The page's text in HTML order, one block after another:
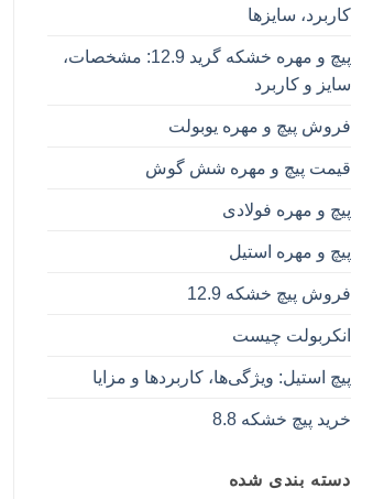
کاربرد، سایزها
پیچ و مهره خشکه گرید 12.9: مشخصات،
سایز و کاربرد
فروش پیچ و مهره یوبولت
قیمت پیچ و مهره شش گوش
پیچ و مهره فولادی
پیچ و مهره استیل
فروش پیچ خشکه 12.9
انکربولت چیست
پیچ استیل: ویژگی‌ها، کاربردها و مزایا
خرید پیچ خشکه 8.8
دسته بندی شده